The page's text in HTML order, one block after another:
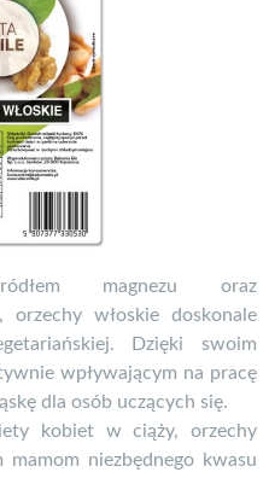
magnezu oraz
orzechy włoskie doskonale
Dzięki swoim
wpływającym na pracę
dla osób uczących się.
kobiet w ciąży, orzechy
mamom niezbędnego kwasu